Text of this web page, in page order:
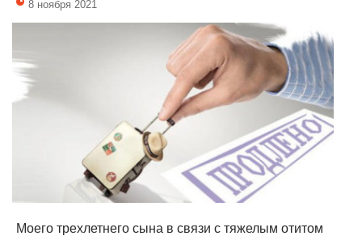
8 ноября 2021
Моего трехлетнего сына в связи с тяжелым отитом